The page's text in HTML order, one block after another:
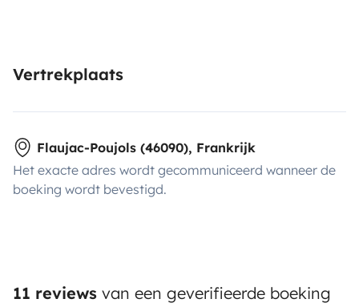
Vertrekplaats
Flaujac-Poujols (46090), Frankrijk
Het exacte adres wordt gecommuniceerd wanneer de
boeking wordt bevestigd.
11 reviews van een geverifieerde boeking